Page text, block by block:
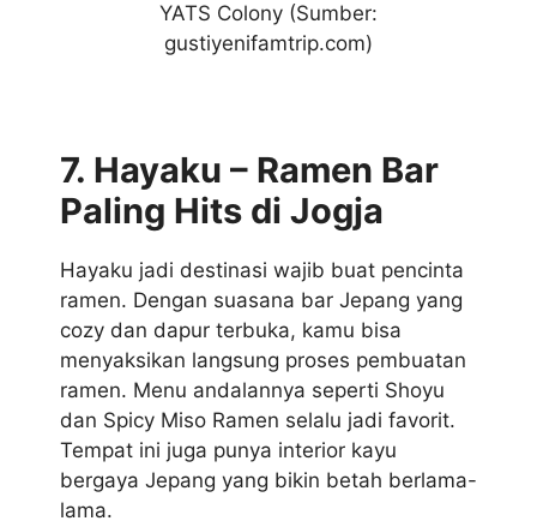
YATS Colony (Sumber:
gustiyenifamtrip.com)
7. Hayaku – Ramen Bar
Paling Hits di Jogja
Hayaku jadi destinasi wajib buat pencinta
ramen. Dengan suasana bar Jepang yang
cozy dan dapur terbuka, kamu bisa
menyaksikan langsung proses pembuatan
ramen. Menu andalannya seperti Shoyu
dan Spicy Miso Ramen selalu jadi favorit.
Tempat ini juga punya interior kayu
bergaya Jepang yang bikin betah berlama-
lama.